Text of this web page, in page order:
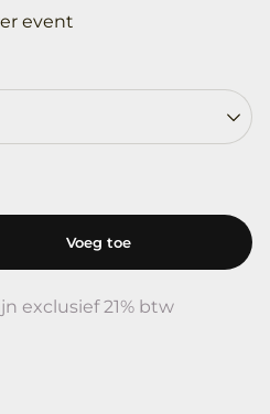
exclusief 21% btw